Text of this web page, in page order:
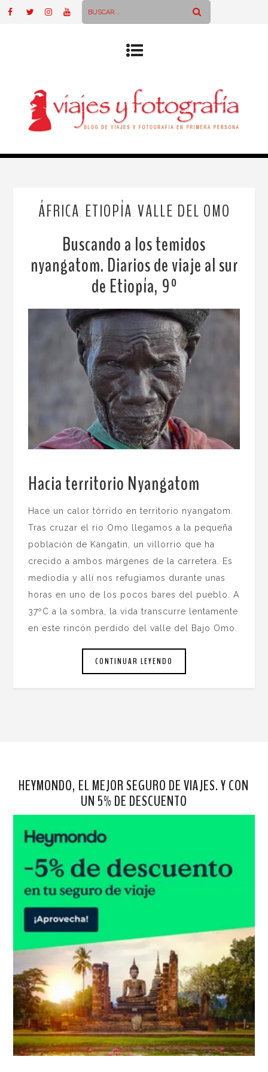
ÁFRICA ETIOPÍA VALLE DEL OMO
Buscando a los temidos
nyangatom. Diarios de viaje al sur
de Etiopía, 9º
Hacia territorio Nyangatom
Hace un calor tórrido en territorio nyangatom.
Tras cruzar el río Omo llegamos a la pequeña
población de Kangatin, un villorrio que ha
crecido a ambos márgenes de la carretera. Es
mediodía y allí nos refugiamos durante unas
horas en uno de los pocos bares del pueblo. A
37ºC a la sombra, la vida transcurre lentamente
en este rincón perdido del valle del Bajo Omo.
CONTINUAR LEYENDO
HEYMONDO, EL MEJOR SEGURO DE VIAJES. Y CON
UN 5% DE DESCUENTO